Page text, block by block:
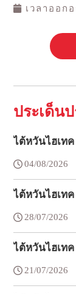
เวลาออกอ
ประเด็น
ไต้หวันไฮเทค
04/08/2026
ไต้หวันไฮเทค
28/07/2026
ไต้หวันไฮเทค
21/07/2026